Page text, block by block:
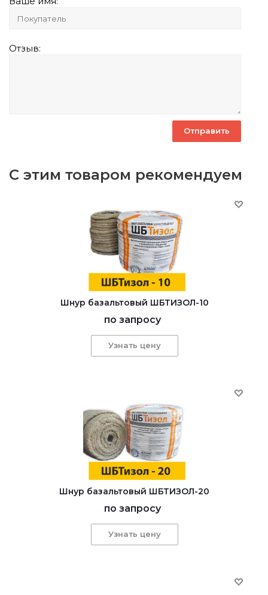
Отзыв:
С этим товаром рекомендуем
Шнур базальтовый ШБТИЗОЛ-10
по запросу
Узнать цену
Шнур базальтовый ШБТИЗОЛ-20
по запросу
Узнать цену